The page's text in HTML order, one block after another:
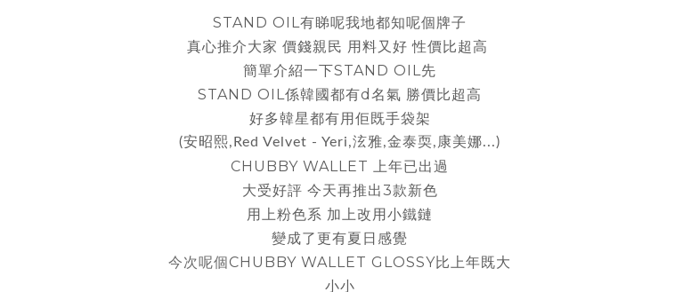
STAND OIL有睇呢我地都知呢個牌子
真心推介大家 價錢親民 用料又好 性價比超高
簡單介紹一下STAND OIL先
STAND OIL係韓國都有d名氣 勝價比超高
好多韓星都有用佢既手袋架
(安昭熙,Red Velvet - Yeri,泫雅,金泰耎,康美娜...)
CHUBBY WALLET 上年已出過
大受好評 今天再推出3款新色
用上粉色系 加上改用小鐵鏈
變成了更有夏日 感覺
今次呢個CHUBBY WALLET GLOSSY比上年既大
小小